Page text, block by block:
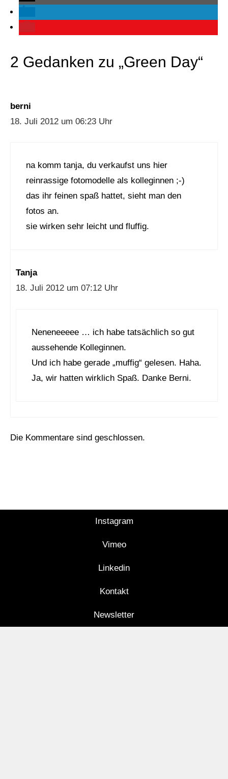
2 Gedanken zu „Green Day“
berni
18. Juli 2012 um 06:23 Uhr
na komm tanja, du verkaufst uns hier
reinrassige fotomodelle als kolleginnen ;-)
das ihr feinen spaß hattet, sieht man den
fotos an.
sie wirken sehr leicht und fluffig.
Tanja
18. Juli 2012 um 07:12 Uhr
Neneneeeee … ich habe tatsächlich so gut
aussehende Kolleginnen.
Und ich habe gerade „muffig“ gelesen. Haha.
Ja, wir hatten wirklich Spaß. Danke Berni.
Die Kommentare sind geschlossen.
Instagram
Vimeo
Linkedin
Kontakt
Newsletter